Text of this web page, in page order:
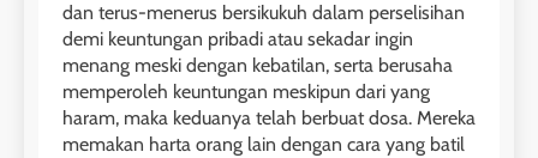
dan terus-menerus bersikukuh dalam perselisihan
demi keuntungan pribadi atau sekadar ingin
menang meski dengan kebatilan, serta berusaha
memperoleh keuntungan meskipun dari yang
haram, maka keduanya telah berbuat dosa. Mereka
memakan harta orang lain dengan cara yang batil